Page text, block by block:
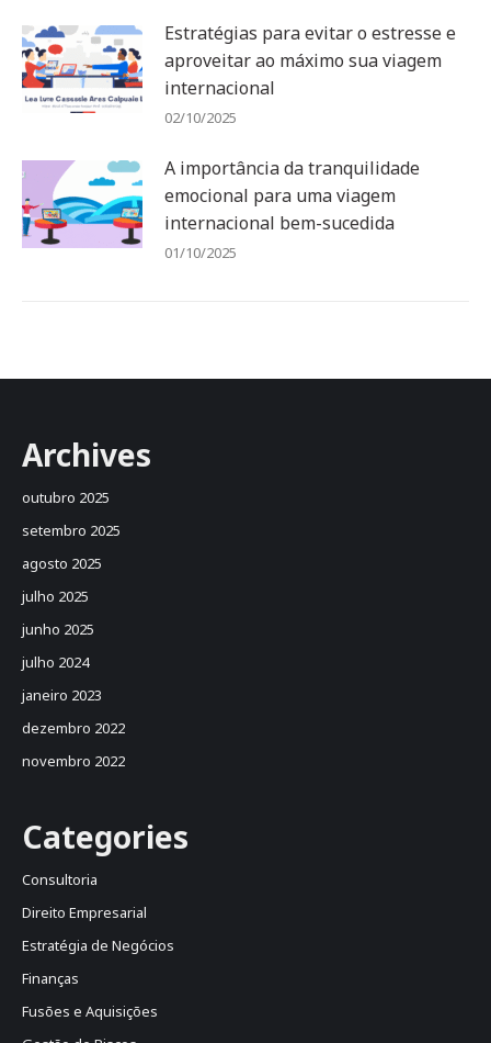
Estratégias para evitar o estresse e
aproveitar ao máximo sua viagem
internacional
02/10/2025
A importância da tranquilidade
emocional para uma viagem
internacional bem-sucedida
01/10/2025
Archives
outubro 2025
setembro 2025
agosto 2025
julho 2025
junho 2025
julho 2024
janeiro 2023
dezembro 2022
novembro 2022
Categories
Consultoria
Direito Empresarial
Estratégia de Negócios
Finanças
Fusões e Aquisições